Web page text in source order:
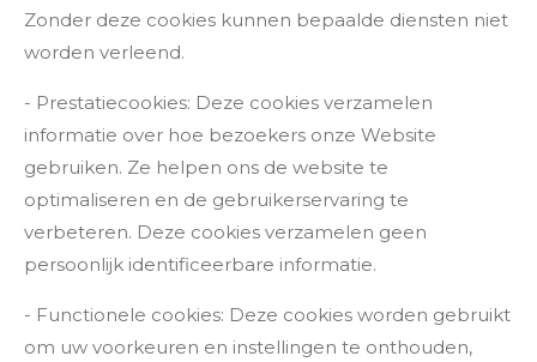
Zonder deze cookies kunnen bepaalde diensten niet
worden verleend.
- Prestatiecookies: Deze cookies verzamelen
informatie over hoe bezoekers onze Website
gebruiken. Ze helpen ons de website te
optimaliseren en de gebruikerservaring te
verbeteren. Deze cookies verzamelen geen
persoonlijk identificeerbare informatie.
- Functionele cookies: Deze cookies worden gebruikt
om uw voorkeuren en instellingen te onthouden,